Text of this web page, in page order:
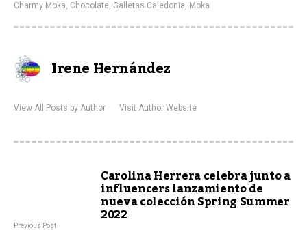
Charmy Moka, Chocolate, Galletas Caledonia, Moka
Irene Hernández
View All Posts by Author Visit Author Website
Carolina Herrera celebra junto a
influencers lanzamiento de
nueva colección Spring Summer
2022
Previous Post